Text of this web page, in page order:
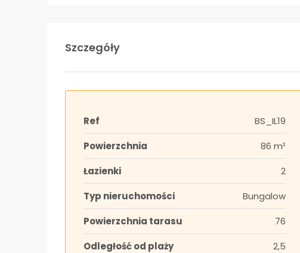
Szczegóły
Ref BS_IL19
Powierzchnia
86 m²
Łazienki
2
Typ nieruchomości
Bungalow
Powierzchnia tarasu
76
Odległość od plaży
2,5